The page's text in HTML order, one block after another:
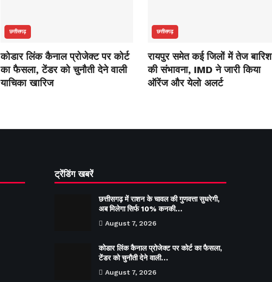
छत्तीसगढ़
कोडार लिंक कैनाल प्रोजेक्ट पर कोर्ट
का फैसला, टेंडर को चुनौती देने वाली
याचिका खारिज
छत्तीसगढ़
रायपुर समेत कई जिलों में तेज बारिश
की संभावना, IMD ने जारी किया
ऑरेंज और येलो अलर्ट
ट्रेंडिंग खबरें
छत्तीसगढ़ में राशन के चावल की गुणवत्ता सुधरेगी,
अब मिलेगा सिर्फ 10% कनकी…
August 7, 2026
कोडार लिंक कैनाल प्रोजेक्ट पर कोर्ट का फैसला,
टेंडर को चुनौती देने वाली…
August 7, 2026